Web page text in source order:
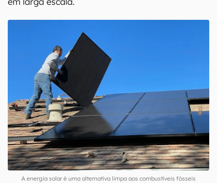
A energia solar é uma alternativa limpa aos combustíveis fósseis